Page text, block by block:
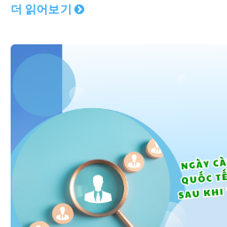
더 읽어보기